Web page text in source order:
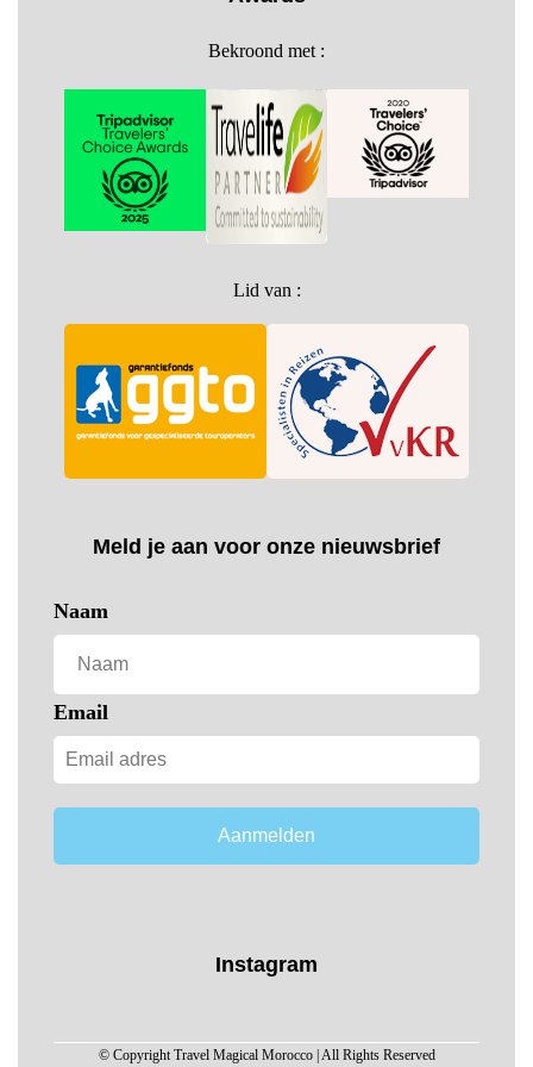
Bekroond met :
Lid van :
Meld je aan voor onze nieuwsbrief
Naam
Email
Aanmelden
Instagram
© Copyright Travel Magical Morocco | All Rights Reserved